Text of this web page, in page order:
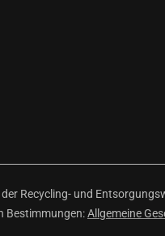
Recycling- und
Bestimmungen:Allgemeine